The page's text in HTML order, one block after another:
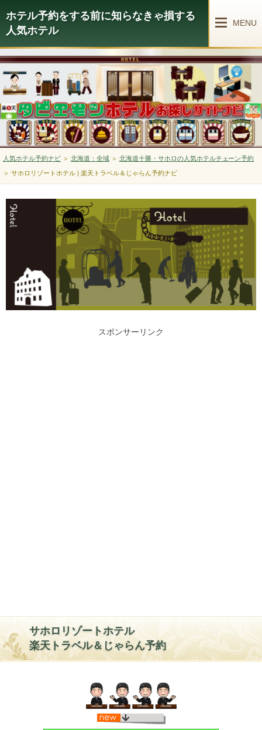
ホテル予約をする前に知らなきゃ損する
人気ホテル
MENU
人気ホテル予約ナビ＞ 北海道：全域＞ 北海道十勝・サホロの人気ホテルチェーン予約
＞ サホロリゾートホテル | 楽天トラベル＆じゃらん予約ナビ
スポンサーリンク
サホロリゾートホテル
楽天トラベル＆じゃらん予約